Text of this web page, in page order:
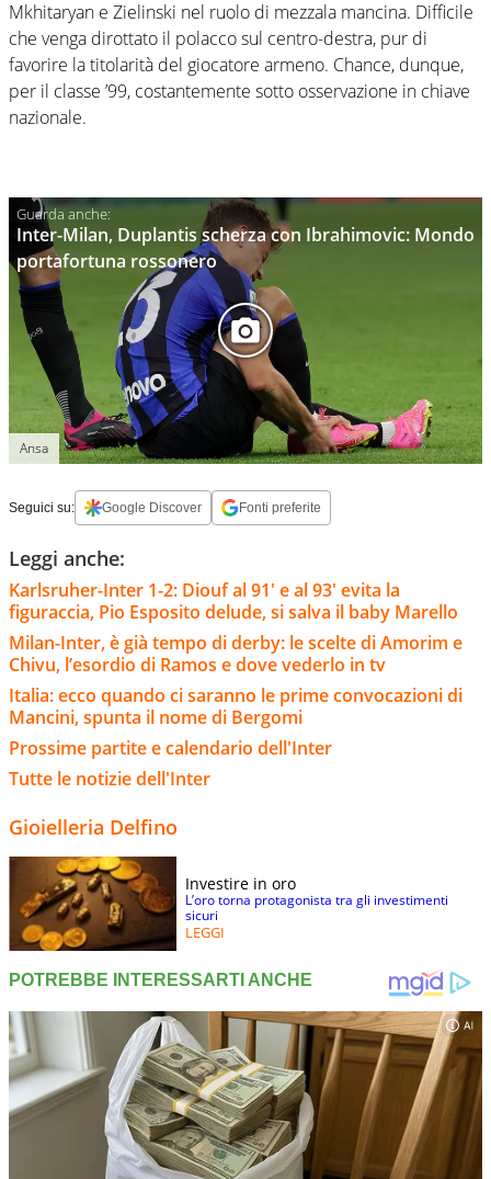
Mkhitaryan e Zielinski nel ruolo di mezzala mancina. Difficile
che venga dirottato il polacco sul centro-destra, pur di
favorire la titolarità del giocatore armeno. Chance, dunque,
per il classe ’99, costantemente sotto osservazione in chiave
nazionale.
Inter-Milan, Duplantis scherza con Ibrahimovic: Mondo
portafortuna rossonero
Ansa
Seguici su: Google Discover Fonti preferite
Leggi anche:
Karlsruher-Inter 1-2: Diouf al 91' e al 93' evita la
figuraccia, Pio Esposito delude, si salva il baby Marello
Milan-Inter, è già tempo di derby: le scelte di Amorim e
Chivu, l’esordio di Ramos e dove vederlo in tv
Italia: ecco quando ci saranno le prime convocazioni di
Mancini, spunta il nome di Bergomi
Prossime partite e calendario dell'Inter
Tutte le notizie dell'Inter
Gioielleria Delfino
Investire in oro
L’oro torna protagonista tra gli investimenti
sicuri
LEGGI